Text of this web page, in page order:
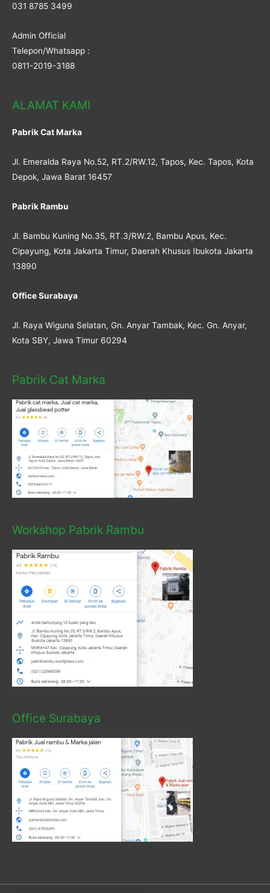
031 8785 3499
Admin Official
Telepon/Whatsapp :
0811-2019-3188
ALAMAT KAMI
Pabrik Cat Marka
Jl. Emeralda Raya No.52, RT.2/RW.12, Tapos, Kec. Tapos, Kota
Depok, Jawa Barat 16457
Pabrik Rambu
Jl. Bambu Kuning No.35, RT.3/RW.2, Bambu Apus, Kec.
Cipayung, Kota Jakarta Timur, Daerah Khusus Ibukota Jakarta
13890
Office Surabaya
Jl. Raya Wiguna Selatan, Gn. Anyar Tambak, Kec. Gn. Anyar,
Kota SBY, Jawa Timur 60294
Pabrik Cat Marka
Workshop Pabrik Rambu
Office Surabaya